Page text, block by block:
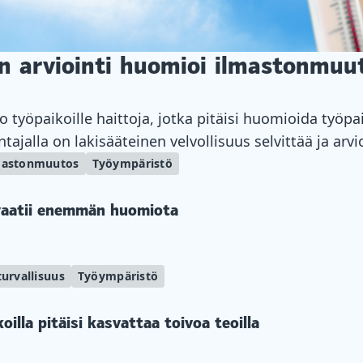
arviointi huomioi
työpaikoille haittoja, jotka pitäisi huomioida
on lakisääteinen velvollisuus selvittää ja
jotka voivat vaikuttaa työntekijöiden terveyteen
huomioon. Mutta vasta pienellä osalla
riskiarviointia. Ilmastonmuutos lisää
Työympäristö
enemmän huomiota
Työympäristö
pitäisi kasvattaa toivoa teoilla